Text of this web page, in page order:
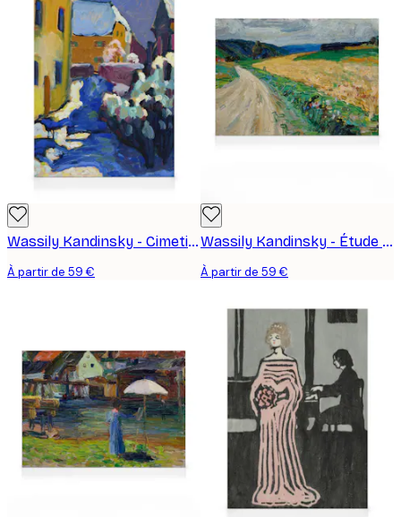
Wassily Kandinsky - Cimetière et Presbytère à Kochel Toile
À partir de 59 €
Wassily Kandinsky - Étude de Nature sur la Diligence Jaune Toile
À partir de 59 €